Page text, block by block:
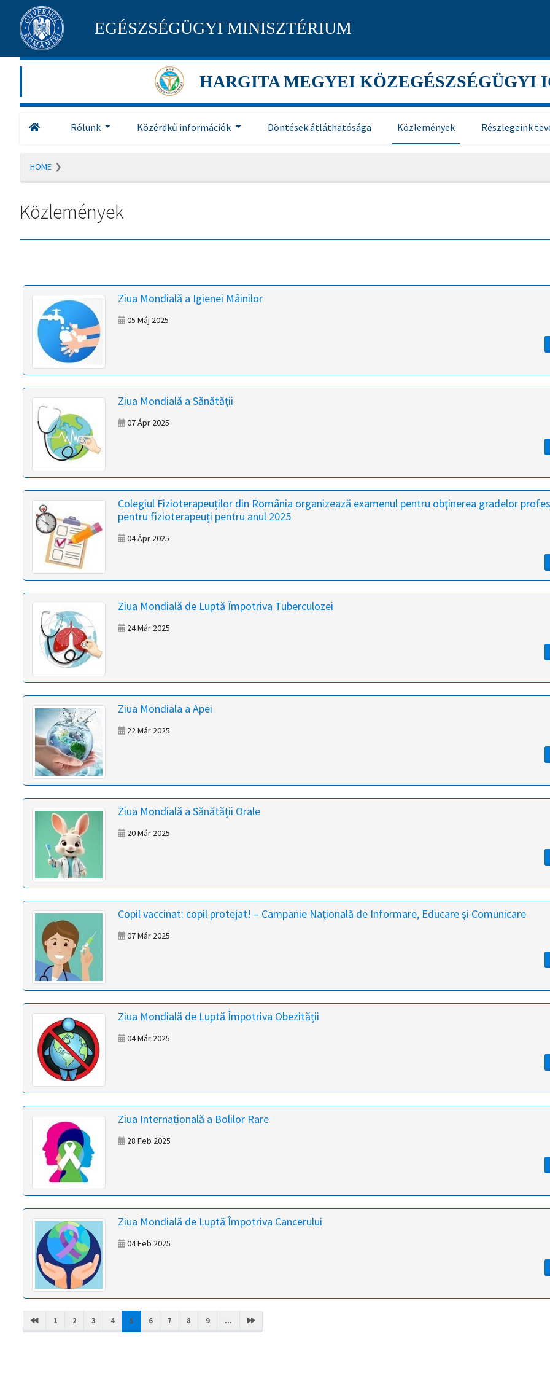
Pagina
maghiară
se
află
Redirecționare
română
secunde.
magyar
nyelvű
oldal
fejlesztés
alatt
román
nyelvű
másodpercen
EGÉSZSÉGÜGYI MINISZTÉRIUM
HARGITA MEGYEI KÖZEGÉSZSÉGÜGYI
Rólunk Közérdkű információk Döntések átláthatósága Közlemények Részlegeink
HOME
Közlemények
Ziua Mondială a Igienei Mâinilor
05 Máj 2025
Ziua Mondială a Sănătății
07 Ápr 2025
Colegiul Fizioterapeuților din România organizează examenul pentru obţinerea gradelor
pentru fizioterapeuți pentru anul 2025
04 Ápr 2025
Ziua Mondială de Luptă Împotriva Tuberculozei
24 Már 2025
Ziua Mondiala a Apei
22 Már 2025
Ziua Mondială a Sănătății Orale
20 Már 2025
Copil vaccinat: copil protejat! – Campanie Națională de Informare, Educare și Comunicare
07 Már 2025
Ziua Mondială de Luptă Împotriva Obezității
04 Már 2025
Ziua Internațională a Bolilor Rare
28 Feb 2025
Ziua Mondială de Luptă Împotriva Cancerului
04 Feb 2025
1 2 3 4 5(CURRENT)
6 7 8 9 ...